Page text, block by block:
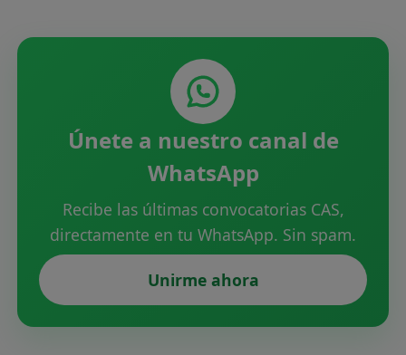
Únete a nuestro canal de
WhatsApp
Recibe las últimas convocatorias CAS,
directamente en tu WhatsApp. Sin spam.
Unirme ahora